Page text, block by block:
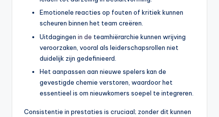
Emotionele reacties op fouten of kritiek kunnen
scheuren binnen het team creëren.
Uitdagingen in de teamhiërarchie kunnen wrijving
veroorzaken, vooral als leiderschapsrollen niet
duidelijk zijn gedefinieerd.
Het aanpassen aan nieuwe spelers kan de
gevestigde chemie verstoren, waardoor het
essentieel is om nieuwkomers soepel te integreren.
Consistentie in prestaties is cruciaal; zonder dit kunnen